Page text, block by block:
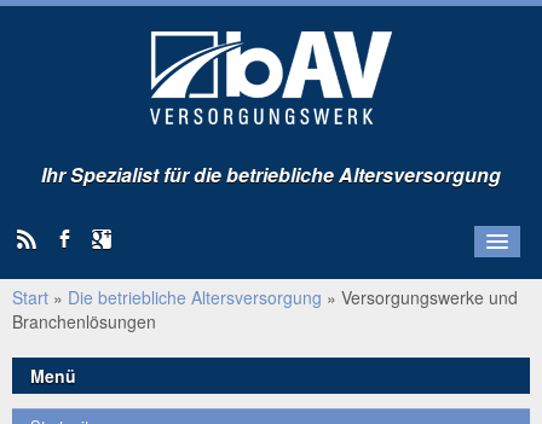
Ihr Spezialist für die betriebliche Altersversorgung
Startseite
Über uns
Start » Die betriebliche Altersversorgung » Versorgungswerke und
Branchenlösungen
Menü